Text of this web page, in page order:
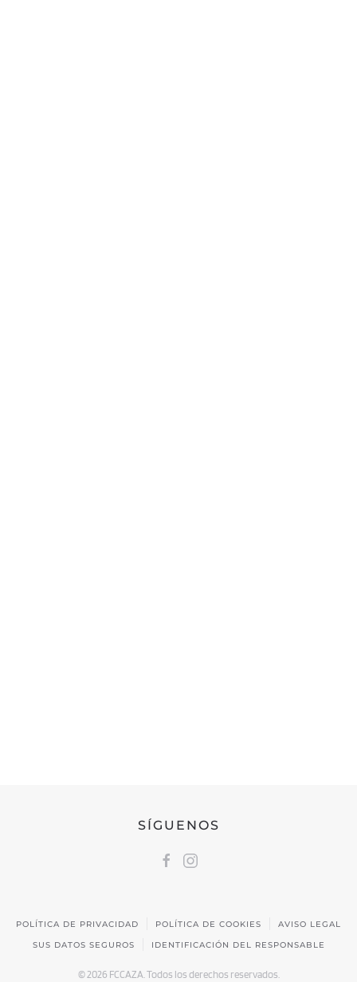
SÍGUENOS
POLÍTICA DE PRIVACIDAD POLÍTICA DE COOKIES
AVISO LEGAL
SUS DATOS SEGUROS
IDENTIFICACIÓN DEL RESPONSABLE
©2026 FCCAZA. Todos los derechos reservados.